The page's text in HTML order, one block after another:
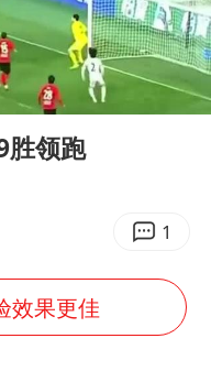
李秋莹孙亚鹏亮相
日出坠崖1死1伤
赛宋蓬逝世
来了吗
馆》口碑
营店飞天茅台提价
过夜被收150元
00:22
胜领跑
1
效果更佳